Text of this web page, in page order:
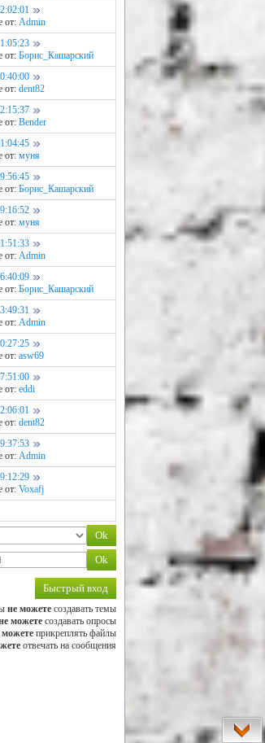
от: Admin
от: Борис_Кашарский
от: dent82
от: Bender
от: муня
от: Борис_Кашарский
от: муня
от: Admin
от: Борис_Кашарский
от: Admin
от: asw69
от: eddi
от: dent82
от: Admin
от: Voxafj
не можете создавать темы
можете создавать опросы
можете прикреплять файлы
отвечать на сообщения